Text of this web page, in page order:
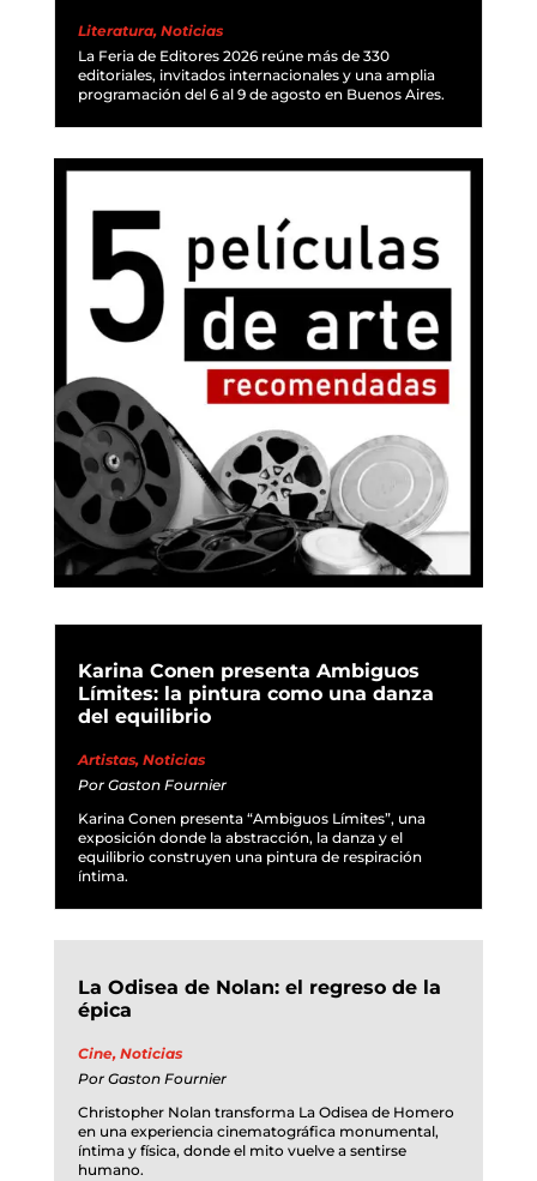
Literatura, Noticias
La Feria de Editores 2026 reúne más de 330
editoriales, invitados internacionales y una amplia
programación del 6 al 9 de agosto en Buenos Aires.
Karina Conen presenta Ambiguos
Límites: la pintura como una danza
del equilibrio
Artistas, Noticias
Por Gaston Fournier
Karina Conen presenta “Ambiguos Límites”, una
exposición donde la abstracción, la danza y el
equilibrio construyen una pintura de respiración
íntima.
La Odisea de Nolan: el regreso de la
épica
Cine, Noticias
Por Gaston Fournier
Christopher Nolan transforma La Odisea de Homero
en una experiencia cinematográfica monumental,
íntima y física, donde el mito vuelve a sentirse
humano.